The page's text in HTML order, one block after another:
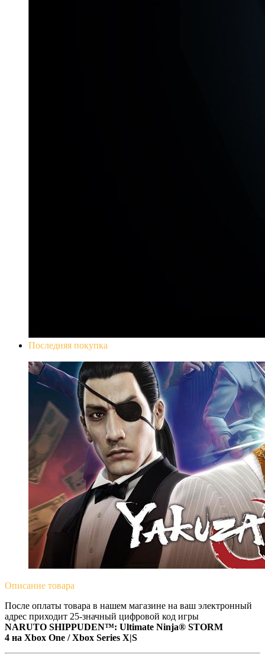
Последняя покупка
Описание товара
После оплаты товара в нашем магазине на ваш электронный
адрес приходит 25-значный цифровой код игры
NARUTO SHIPPUDEN™: Ultimate Ninja® STORM
4 на Xbox One / Xbox Series X|S